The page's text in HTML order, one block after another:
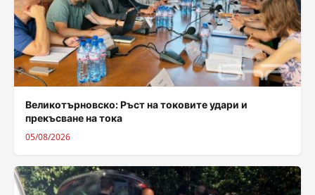
Великотърновско: Ръст на токовите удари и
прекъсване на тока
05/08/2026